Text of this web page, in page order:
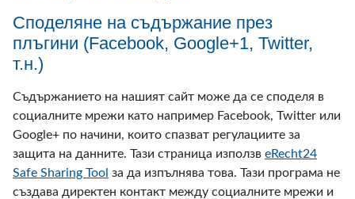
Споделяне на съдържание през
плъгини (Facebook, Google+1, Twitter,
т.н.)
Съдържанието на нашият сайт може да се споделя в
социалните мрежи като например Facebook, Twitter или
Google+ по начини, които спазват регулациите за
защита на данните. Тази страница използв eRecht24
Safe Sharing Tool за да изпълнява това. Тази програма не
създава директен контакт между социалните мрежи и